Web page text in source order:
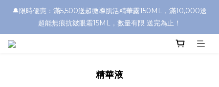
🔔限時優惠：滿5,500送超微導肌活精華露150ML，滿10,000送
超能無痕抗皺眼霜15ML，數量有限 送完為止！
精華液